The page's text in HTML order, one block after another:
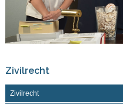
Zivilrecht
Zivilrecht